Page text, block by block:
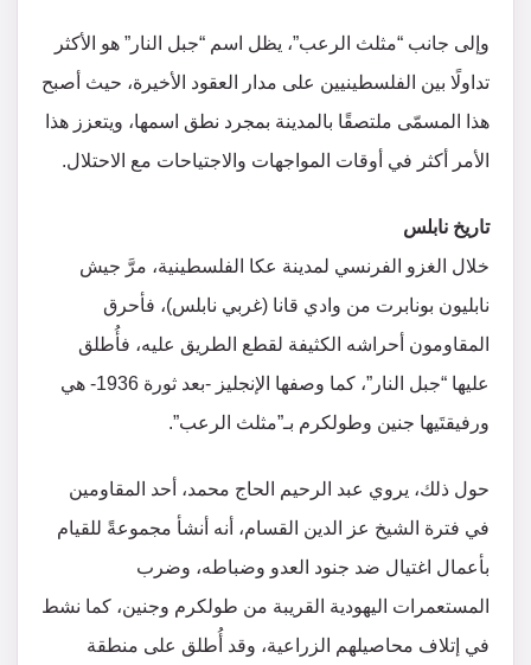
وإلى جانب “مثلث الرعب”، يظل اسم “جبل النار” هو الأكثر
تداولًا بين الفلسطينيين على مدار العقود الأخيرة، حيث أصبح
هذا المسمّى ملتصقًا بالمدينة بمجرد نطق اسمها، ويتعزز هذا
الأمر أكثر في أوقات المواجهات والاجتياحات مع الاحتلال.
تاريخ نابلس
خلال الغزو الفرنسي لمدينة عكا الفلسطينية، مرَّ جيش
نابليون بونابرت من وادي قانا (غربي نابلس)، فأحرق
المقاومون أحراشه الكثيفة لقطع الطريق عليه، فأُطلق
عليها “جبل النار”، كما وصفها الإنجليز -بعد ثورة 1936- هي
ورفيقتَيها جنين وطولكرم بـ”مثلث الرعب”.
حول ذلك، يروي عبد الرحيم الحاج محمد، أحد المقاومين
في فترة الشيخ عز الدين القسام، أنه أنشأ مجموعةً للقيام
بأعمال اغتيال ضد جنود العدو وضباطه، وضرب
المستعمرات اليهودية القريبة من طولكرم وجنين، كما نشط
في إتلاف محاصيلهم الزراعية، وقد أُطلق على منطقة